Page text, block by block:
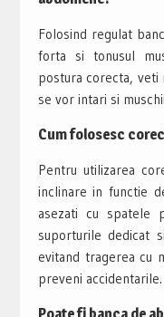
Folosind regulat
forta si tonusul
postura corecta, veti
se vor intari si
Cum folosesc
Pentru utilizarea
inclinare in functie
asezati cu spatele
suporturile dedicat
evitand tragerea cu
preveni accidentarile.